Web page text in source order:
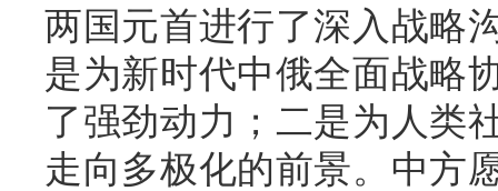
两国元首进行了深入战略
是为新时代中俄全面战略
了强劲动力；二是为人类
走向多极化的前景。中方